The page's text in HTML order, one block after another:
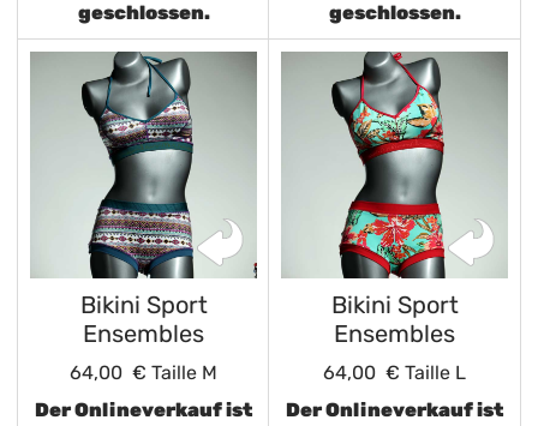
geschlossen.
geschlossen.
Bikini Sport
Ensembles
64,00 € Taille M
Der Onlineverkauf ist
Bikini Sport
Ensembles
64,00 € Taille L
Der Onlineverkauf ist